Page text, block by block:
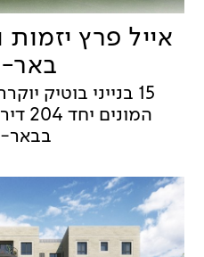
אייל פרץ